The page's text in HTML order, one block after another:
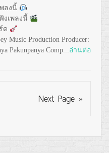
ลงนี้
งเพลงนี้
ด
Music Production Producer:
Pakunpanya Comp...อ่านต่อ
Next Page »